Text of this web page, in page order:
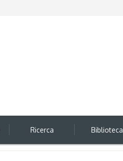
Ricerca Biblioteca